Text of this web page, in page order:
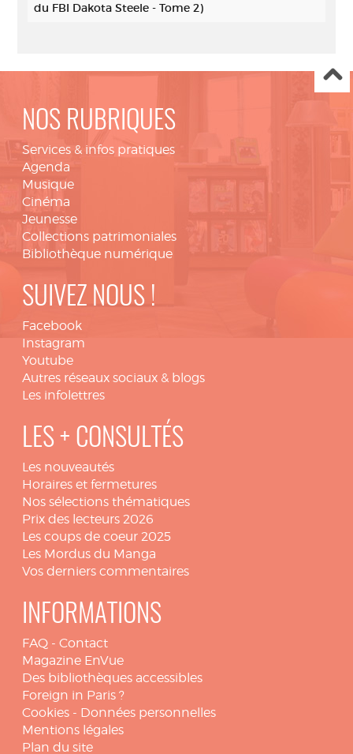
du FBI Dakota Steele - Tome 2)
NOS RUBRIQUES
Services & infos pratiques
Agenda
Musique
Cinéma
Jeunesse
Collections patrimoniales
Bibliothèque numérique
SUIVEZ NOUS !
Facebook
Instagram
Youtube
Autres réseaux sociaux & blogs
Les infolettres
LES + CONSULTÉS
Les nouveautés
Horaires et fermetures
Nos sélections thématiques
Prix des lecteurs 2026
Les coups de coeur 2025
Les Mordus du Manga
Vos derniers commentaires
INFORMATIONS
FAQ - Contact
Magazine EnVue
Des bibliothèques accessibles
Foreign in Paris ?
Cookies - Données personnelles
Mentions légales
Plan du site